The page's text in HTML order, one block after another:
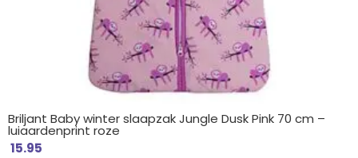
Briljant Baby winter slaapzak Jungle Dusk Pink 70 cm –
luiaardenprint roze
15.95